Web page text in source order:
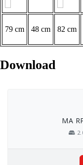
79 cm 48 cm 82 cm
Download